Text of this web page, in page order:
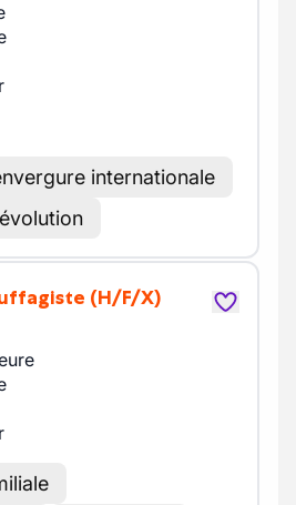
internationale
(H/F/X)